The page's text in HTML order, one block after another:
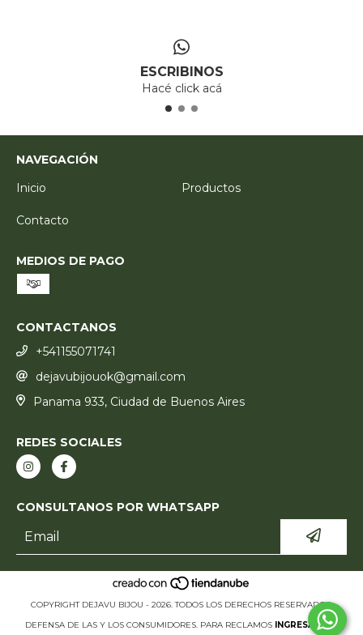
ESCRIBINOS
Hacé click acá
NAVEGACIÓN
Inicio
Productos
Contacto
MEDIOS DE PAGO
CONTACTANOS
+541155071741
dejavubijouok@gmail.com
Panama 933, Ciudad de Buenos Aires
REDES SOCIALES
CONSULTANOS POR WHATSAPP
COPYRIGHT DEJAVU BIJOU - 2026. TODOS LOS DERECHOS RESERVADOS.
DEFENSA DE LAS Y LOS CONSUMIDORES. PARA RECLAMOS INGRESÁ ACÁ.